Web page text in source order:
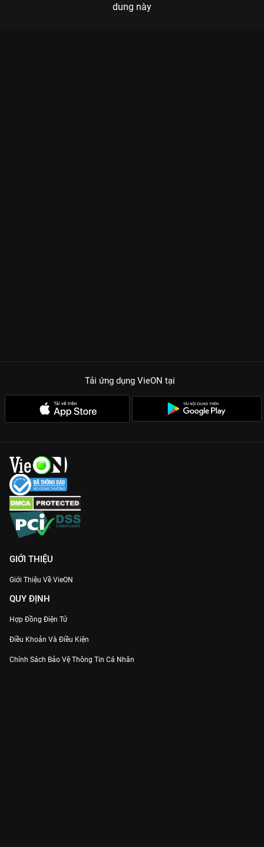
dung này
Tải ứng dụng VieON tại
GIỚI THIỆU
Giới Thiệu Về VieON
QUY ĐỊNH
Hợp Đồng Điện Tử
Điều Khoản Và Điều Kiện
Chính Sách Bảo Vệ Thông Tin Cá Nhân